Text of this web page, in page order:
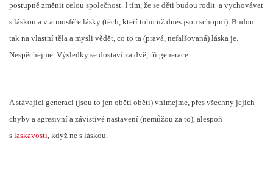
postupně změnit celou společnost. I tím, že se děti budou rodit a vychovávat
s láskou a v atmosféře lásky (těch, kteří toho už dnes jsou schopni). Budou
tak na vlastní těla a mysli vědět, co to ta (pravá, nefalšovaná) láska je.
Nespěchejme. Výsledky se dostaví za dvě, tři generace.
A stávající generaci (jsou to jen oběti obětí) vnímejme, přes všechny jejich
chyby a agresivní a závistivé nastavení (nemůžou za to), alespoň
s laskavostí, když ne s láskou.